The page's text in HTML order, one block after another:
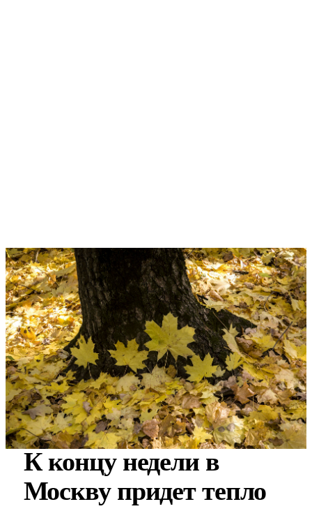
К концу недели в
Москву придет тепло